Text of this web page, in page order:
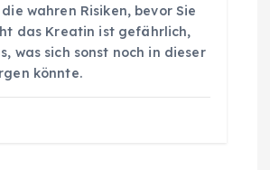
die wahren Risiken, bevor Sie
das Kreatin ist gefährlich,
was sich sonst noch in dieser
könnte.